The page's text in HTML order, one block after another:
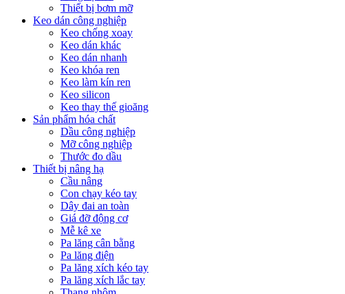
Thiết bị bơm mỡ
Keo dán công nghiệp
Keo chống xoay
Keo dán khác
Keo dán nhanh
Keo khóa ren
Keo làm kín ren
Keo silicon
Keo thay thế gioăng
Sản phẩm hóa chất
Dầu công nghiệp
Mỡ công nghiệp
Thước đo dầu
Thiết bị nâng hạ
Cầu nâng
Con chạy kéo tay
Dây đai an toàn
Giá đỡ động cơ
Mễ kê xe
Pa lăng cân bằng
Pa lăng điện
Pa lăng xích kéo tay
Pa lăng xích lắc tay